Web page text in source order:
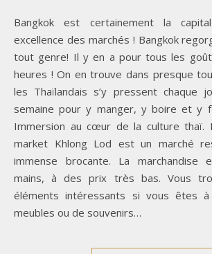
Bangkok est certainement la capitale asiatique par
excellence des marchés ! Bangkok
tout genre! Il y en a pour tous les
heures ! On en trouve dans presque
les Thaïlandais s’y pressent chaque
semaine pour y manger, y boire et y
Immersion au cœur de la culture thaï.
market Khlong Lod est un marché
immense brocante. La marchandise
mains, à des prix très bas. Vous
éléments intéressants si vous êtes
meubles ou de souvenirs…